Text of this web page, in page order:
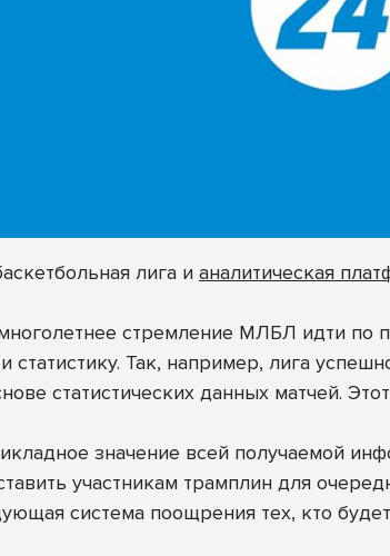
лига и аналитическая
стремление МЛБЛ идти по
Так, например, лига
статистических данных матчей.
значение всей получаемой
участникам трамплин для
система поощрения тех, кто